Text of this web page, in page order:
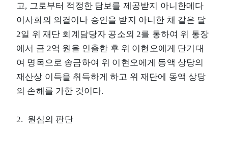
고, 그로부터 적정한 담보를 제공받지 아니한데다
이사회의 의결이나 승인을 받지 아니한 채 같은 달
2일 위 재단 회계담당자 공소외 2를 통하여 위 통장
에서 금 2억 원을 인출한 후 위 이현오에게 단기대
여 명목으로 송금하여 위 이현오에게 동액 상당의
재산상 이득을 취득하게 하고 위 재단에 동액 상당
의 손해를 가한 것이다.
2. 원심의 판단